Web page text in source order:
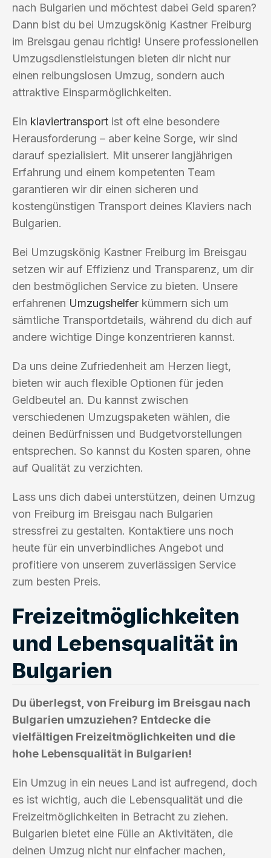
nach Bulgarien und möchtest dabei Geld sparen?
Dann bist du bei Umzugskönig Kastner Freiburg
im Breisgau genau richtig! Unsere professionellen
Umzugsdienstleistungen bieten dir nicht nur
einen reibungslosen Umzug, sondern auch
attraktive Einsparmöglichkeiten.
Ein klaviertransport ist oft eine besondere
Herausforderung – aber keine Sorge, wir sind
darauf spezialisiert. Mit unserer langjährigen
Erfahrung und einem kompetenten Team
garantieren wir dir einen sicheren und
kostengünstigen Transport deines Klaviers nach
Bulgarien.
Bei Umzugskönig Kastner Freiburg im Breisgau
setzen wir auf Effizienz und Transparenz, um dir
den bestmöglichen Service zu bieten. Unsere
erfahrenen Umzugshelfer kümmern sich um
sämtliche Transportdetails, während du dich auf
andere wichtige Dinge konzentrieren kannst.
Da uns deine Zufriedenheit am Herzen liegt,
bieten wir auch flexible Optionen für jeden
Geldbeutel an. Du kannst zwischen
verschiedenen Umzugspaketen wählen, die
deinen Bedürfnissen und Budgetvorstellungen
entsprechen. So kannst du Kosten sparen, ohne
auf Qualität zu verzichten.
Lass uns dich dabei unterstützen, deinen Umzug
von Freiburg im Breisgau nach Bulgarien
stressfrei zu gestalten. Kontaktiere uns noch
heute für ein unverbindliches Angebot und
profitiere von unserem zuverlässigen Service
zum besten Preis.
Freizeitmöglichkeiten
und Lebensqualität in
Bulgarien
Du überlegst, von Freiburg im Breisgau nach
Bulgarien umzuziehen? Entdecke die
vielfältigen Freizeitmöglichkeiten und die
hohe Lebensqualität in Bulgarien!
Ein Umzug in ein neues Land ist aufregend, doch
es ist wichtig, auch die Lebensqualität und die
Freizeitmöglichkeiten in Betracht zu ziehen.
Bulgarien bietet eine Fülle an Aktivitäten, die
deinen Umzug nicht nur einfacher machen,